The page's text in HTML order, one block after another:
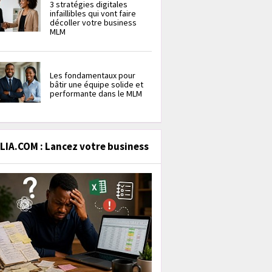
3 stratégies digitales
infaillibles qui vont faire
décoller votre business
MLM
Les fondamentaux pour
bâtir une équipe solide et
performante dans le MLM
: Lancez votre business